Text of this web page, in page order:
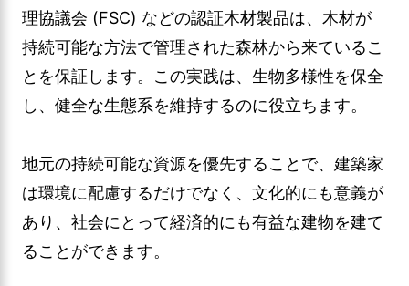
理協議会 (FSC) などの認証木材製品は、木材が
持続可能な方法で管理された森林から来ているこ
とを保証します。この実践は、生物多様性を保全
し、健全な生態系を維持するのに役立ちます。
地元の持続可能な資源を優先することで、建築家
は環境に配慮するだけでなく、文化的にも意義が
あり、社会にとって経済的にも有益な建物を建て
ることができます。